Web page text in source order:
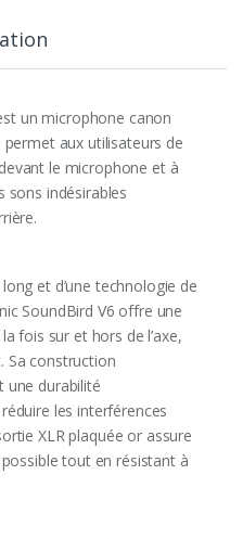
un microphone canon
aux utilisateurs de
le microphone et à
sons indésirables
et d’une technologie de
SoundBird V6 offre une
fois sur et hors de l’axe,
Sa construction
une durabilité
les interférences
XLR plaquée or assure
tout en résistant à